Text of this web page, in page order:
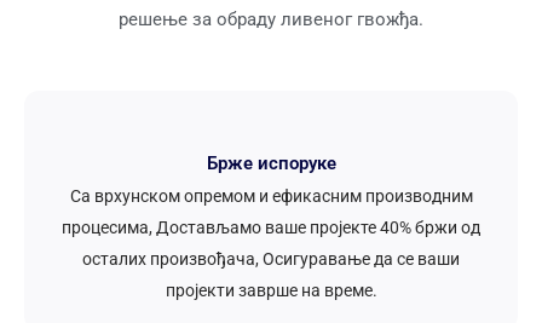
решење за обраду ливеног гвожђа.
Брже испоруке
Са врхунском опремом и ефикасним производним
процесима, Достављамо ваше пројекте 40% бржи од
осталих произвођача, Осигуравање да се ваши
пројекти заврше на време.